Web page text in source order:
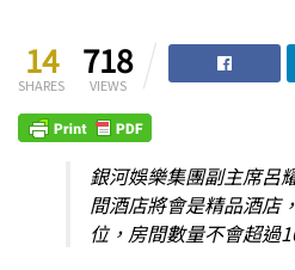
14
SHARES
718
VIEWS
銀河娛樂集團副主席呂
間酒店將會是精品酒店
位，房間數量不會超過